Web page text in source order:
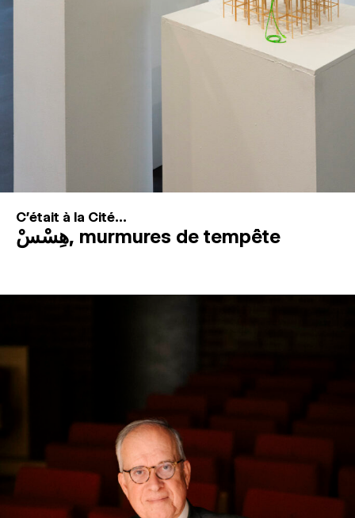
C'était à la Cité...
هِسْسْ, murmures de tempête